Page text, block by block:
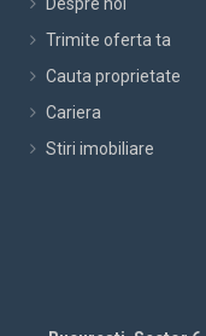
Trimite oferta ta
Cauta proprietate
Cariera
Stiri imobiliare